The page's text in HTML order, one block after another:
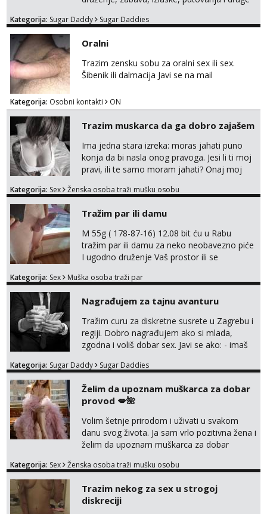
otvorena, komunikativna, zgodna i atraktivna
markodalic37@gmail.com
Kategorija: Sugar Daddy Sugar Daddies
Oralni
Trazim zensku sobu za oralni sex ili sex.
Šibenik ili dalmacija Javi se na mail
Kategorija: Osobni kontakti ON
Trazim muskarca da ga dobro zajašem
Ima jedna stara izreka: moras jahati puno
konja da bi nasla onog pravoga. Jesi li ti moj
pravi, ili te samo moram jahati? Onaj moj
na sexdater link i javi mi se tamo....
Kategorija: Sex Ženska osoba traži mušku osobu
Tražim par ili damu
M 55g ( 178-87-16) 12.08 bit ću u Rabu
tražim par ili damu za neko neobavezno piće
I ugodno druženje Vaš prostor ili se
plaži na noćno kupanje Kontakt
Kategorija: Sex Muška osoba traži par
Nagrađujem za tajnu avanturu
Tražim curu za diskretne susrete u Zagrebu i
regiji. Dobro nagrađujem ako si mlada,
zgodna i voliš dobar sex. Javi se ako: - imaš
kosu - se dobro ljubiš - si fleksibilna s
dostupna radnim danom (vikendi i noći su za
obitelj) - vodiš brigu o zdravlju i koristiš
zaštitu Ne javljajte se: - debele - frajeri i
paro...
Kategorija: Sugar Daddy Sugar Daddies
Želim da upoznam muškarca za dobar
provod 💋🌺
Volim šetnje prirodom i uživati u svakom
danu svog života. Ja sam vrlo pozitivna žena i
želim da upoznam muškarca za dobar
na link ispod i nadji me tamo, cekam te!
Kategorija: Sex Ženska osoba traži mušku osobu
Trazim nekog za sex u strogoj
diskreciji